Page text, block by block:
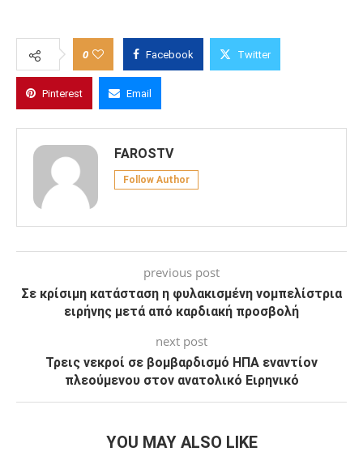
0 Facebook Twitter
Pinterest Email
FAROSTV
Follow Author
previous post
Σε κρίσιμη κατάσταση η φυλακισμένη νομπελίστρια
ειρήνης μετά από καρδιακή προσβολή
next post
Τρεις νεκροί σε βομβαρδισμό ΗΠΑ εναντίον
πλεούμενου στον ανατολικό Ειρηνικό
YOU MAY ALSO LIKE